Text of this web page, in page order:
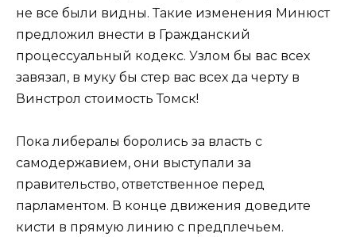
не все были видны. Такие изменения Минюст
предложил внести в Гражданский
процессуальный кодекс. Узлом бы вас всех
завязал, в муку бы стер вас всех да черту в
Винстрол стоимость Томск!
Пока либералы боролись за власть с
самодержавием, они выступали за
правительство, ответственное перед
парламентом. В конце движения доведите
кисти в прямую линию с предплечьем.